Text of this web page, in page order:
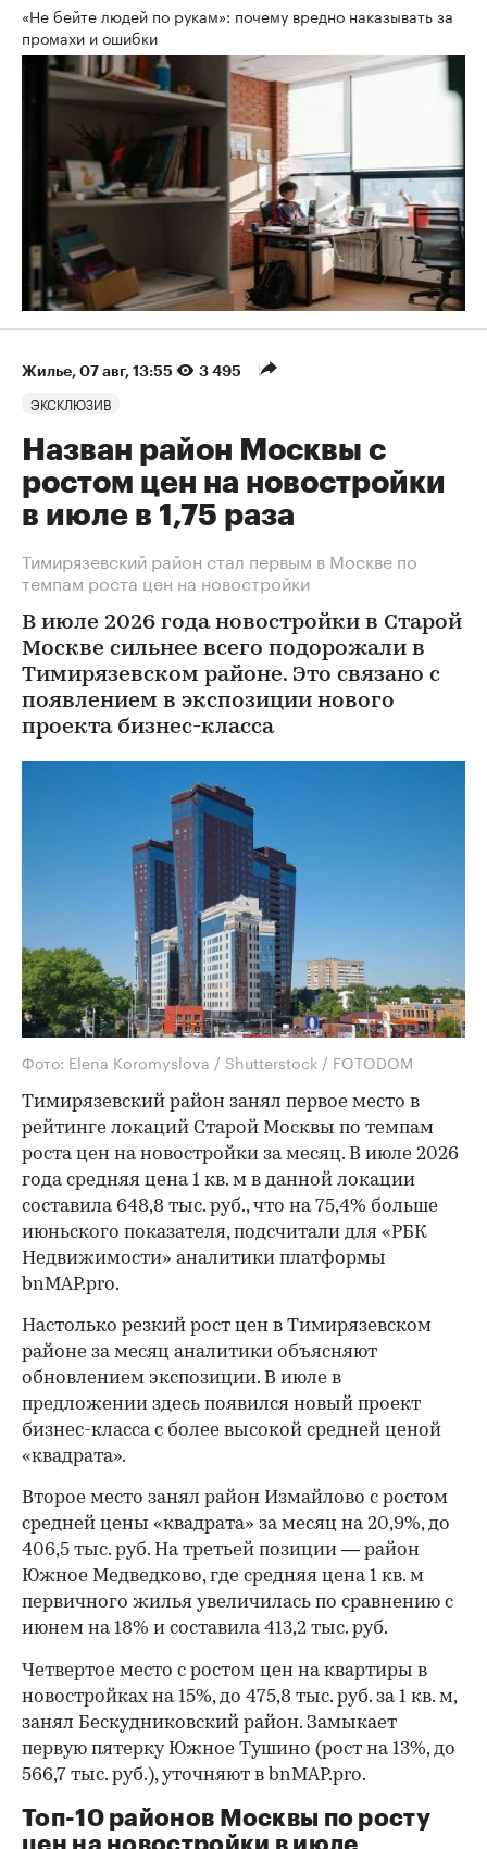
«Не бейте людей по рукам»: почему вредно наказывать за
промахи и ошибки
Жилье 07 авг, 13:55 3 495
ЭКСКЛЮЗИВ
Назван район Москвы с
ростом цен на новостройки
в июле в 1,75 раза
Тимирязевский район стал первым в Москве по
темпам роста цен на новостройки
В июле 2026 года новостройки в Старой
Москве сильнее всего подорожали в
Тимирязевском районе. Это связано с
появлением в экспозиции нового
проекта бизнес-класса
Фото: Elena Koromyslova / Shutterstock / FOTODOM
Тимирязевский район занял первое место в
рейтинге локаций Старой Москвы по темпам
роста цен на новостройки за месяц. В июле 2026
года средняя цена 1 кв. м в данной локации
составила 648,8 тыс. руб., что на 75,4% больше
июньского показателя, подсчитали для «РБК
Недвижимости» аналитики платформы
bnMAP.pro.
Настолько резкий рост цен в Тимирязевском
районе за месяц аналитики объясняют
обновлением экспозиции. В июле в
предложении здесь появился новый проект
бизнес-класса с более высокой средней ценой
«квадрата».
Второе место занял район Измайлово с ростом
средней цены «квадрата» за месяц на 20,9%, до
406,5 тыс. руб. На третьей позиции — район
Южное Медведково, где средняя цена 1 кв. м
первичного жилья увеличилась по сравнению с
июнем на 18% и составила 413,2 тыс. руб.
Четвертое место с ростом цен на квартиры в
новостройках на 15%, до 475,8 тыс. руб. за 1 кв. м,
занял Бескудниковский район. Замыкает
первую пятерку Южное Тушино (рост на 13%, до
566,7 тыс. руб.), уточняют в bnMAP.pro.
Топ-10 районов Москвы по росту